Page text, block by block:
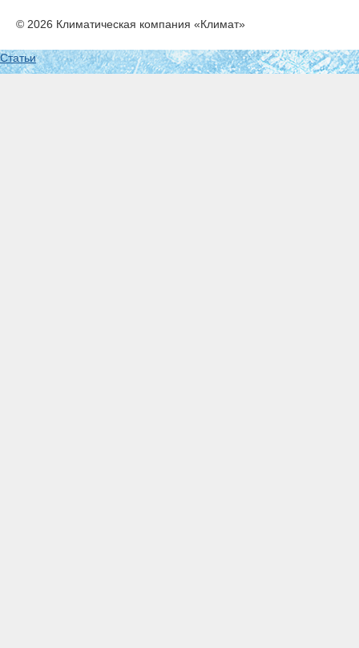
© 2026 Климатическая компания «Климат»
Статьи